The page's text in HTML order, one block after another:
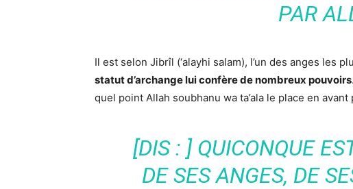
PAR
Il est selon Jibrîl (‘alayhi salam), l’un des anges les
statut d’archange lui confère de nombreux pouvoirs
quel point Allah soubhanu wa ta’ala le place en
[DIS : ] QUICONQUE
DE SES ANGES, DE